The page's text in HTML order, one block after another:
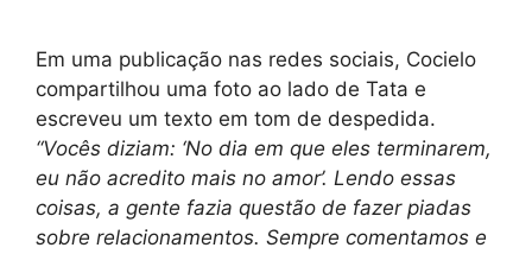
Em uma publicação nas redes sociais, Cocielo
compartilhou uma foto ao lado de Tata e
escreveu um texto em tom de despedida.
“Vocês diziam: ‘No dia em que eles terminarem,
eu não acredito mais no amor’. Lendo essas
coisas, a gente fazia questão de fazer piadas
sobre relacionamentos. Sempre comentamos e